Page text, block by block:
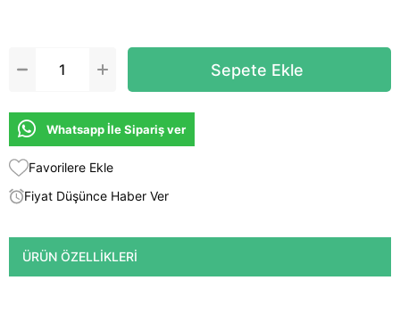
Whatsapp İle Sipariş ver
Favorilere Ekle
Fiyat Düşünce Haber Ver
ÜRÜN ÖZELLIKLERI